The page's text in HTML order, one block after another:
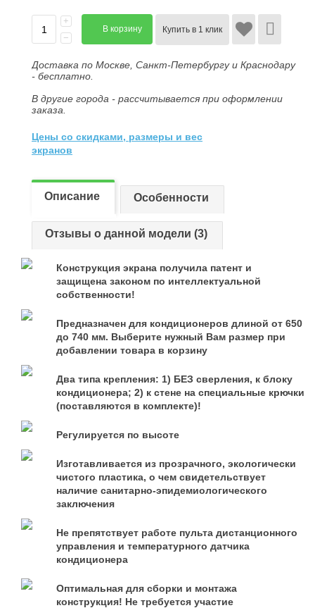
+
−
В корзину Купить в 1 клик
Доставка по Москве, Санкт-Петербургу и Краснодару
- бесплатно.
В другие города - рассчитывается при оформлении
заказа.
Цены со скидками, размеры и вес
экранов
Описание Особенности
Отзывы о данной модели (3)
Конструкция экрана получила патент и
защищена законом по интеллектуальной
собственности!
Предназначен для кондиционеров длиной от 650
до 740 мм. Выберите нужный Вам размер при
добавлении товара в корзину
Два типа крепления: 1) БЕЗ сверления, к блоку
кондиционера; 2) к стене на специальные крючки
(поставляются в комплекте)!
Регулируется по высоте
Изготавливается из прозрачного, экологически
чистого пластика, о чем свидетельствует
наличие санитарно-эпидемиологического
заключения
Не препятствует работе пульта дистанционного
управления и температурного датчика
кондиционера
Оптимальная для сборки и монтажа
конструкция! Не требуется участие